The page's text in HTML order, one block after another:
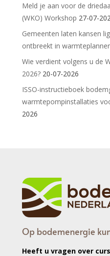
Meld je aan voor de
(WKO) Workshop 27-07-
Gemeenten laten kansen
ontbreekt in
Wie verdient volgens u de
2026? 20-07-2026
ISSO-instructieboek
warmtepompinstallaties
2026
Op bodemenergie
Heeft u vragen over